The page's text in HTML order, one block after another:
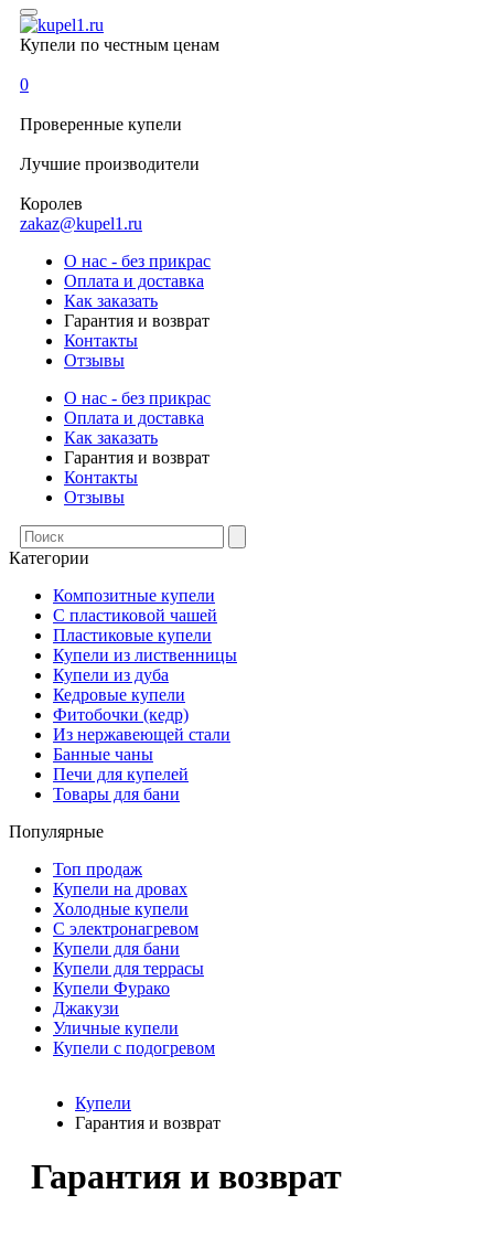
Купели по честным ценам
0
Проверенные купели
Лучшие производители
Королев
zakaz@kupel1.ru
О нас - без прикрас
Оплата и доставка
Как заказать
Гарантия и возврат
Контакты
Отзывы
О нас - без прикрас
Оплата и доставка
Как заказать
Гарантия и возврат
Контакты
Отзывы
Категории
Композитные купели
С пластиковой чашей
Пластиковые купели
Купели из лиственницы
Купели из дуба
Кедровые купели
Фитобочки (кедр)
Из нержавеющей стали
Банные чаны
Печи для купелей
Товары для бани
Популярные
Топ продаж
Купели на дровах
Холодные купели
С электронагревом
Купели для бани
Купели для террасы
Купели Фурако
Джакузи
Уличные купели
Купели с подогревом
Купели
Гарантия и возврат
Гарантия и возврат